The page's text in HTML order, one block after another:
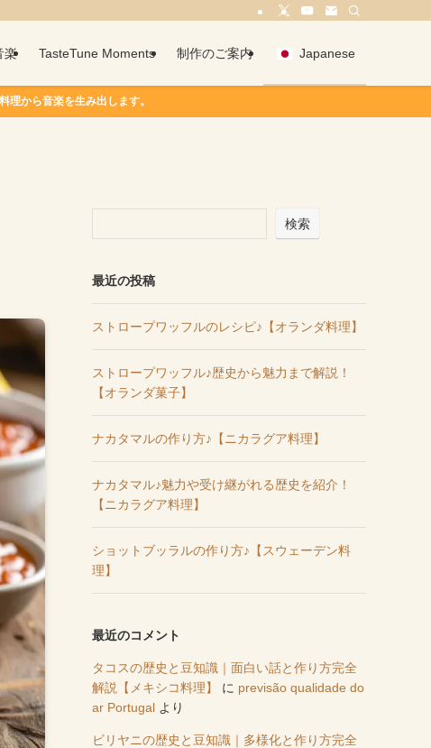
楽 TasteTune Moments 制作のご案内 Japanese
検索
最近の投稿
ストロープワッフルのレシピ♪【オランダ料理】
ストロープワッフル♪歴史から魅力まで解説！
【オランダ菓子】
ナカタマルの作り方♪【ニカラグア料理】
ナカタマル♪魅力や受け継がれる歴史を紹介！
【ニカラグア料理】
ショットブッラルの作り方♪【スウェーデン料
理】
最近のコメント
タコスの歴史と豆知識｜面白い話と作り方完全
解説【メキシコ料理】
に previsão qualidade do
ar Portugal より
ビリヤニの歴史と豆知識｜多様化と作り方完全